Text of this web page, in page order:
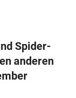
Spider-
anderen